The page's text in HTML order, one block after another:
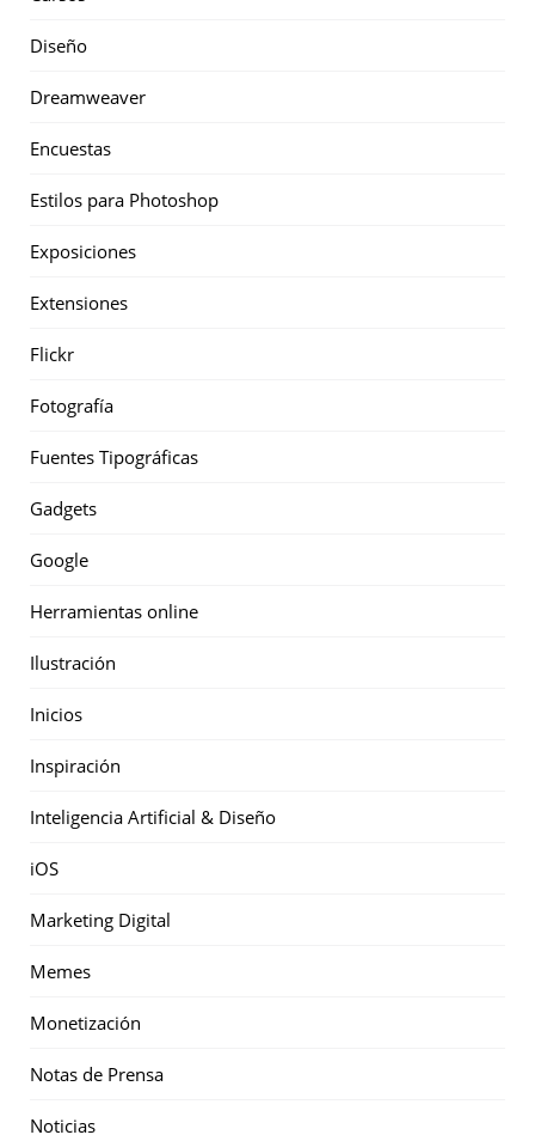
Diseño
Dreamweaver
Encuestas
Estilos para Photoshop
Exposiciones
Extensiones
Flickr
Fotografía
Fuentes Tipográficas
Gadgets
Google
Herramientas online
Ilustración
Inicios
Inspiración
Inteligencia Artificial & Diseño
iOS
Marketing Digital
Memes
Monetización
Notas de Prensa
Noticias